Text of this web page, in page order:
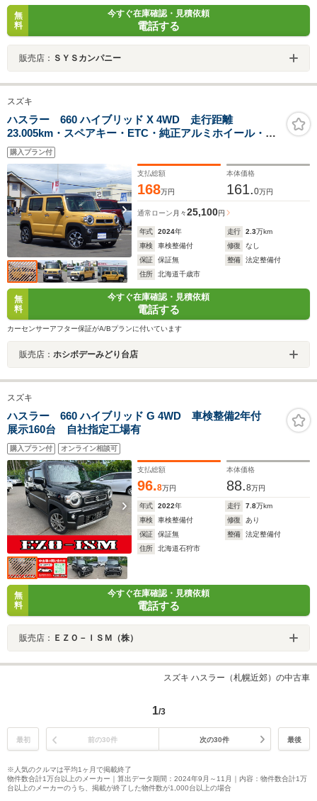
無
料
今すぐ在庫確認・見積依頼
電話する
販売店： ＳＹＳカンパニー
スズキ
ハスラー 660 ハイブリッド X 4WD 走行距離
23.005km・スペアキー・ETC・純正アルミホイール・シ
ートヒーター・社外7インチナビ・Bluetooth・バックカ
メラ・取扱説明書
購入プラン付
支払総額
168万円
本体価格
161.0万円
通常ローン 月々25,100円
年式 2024年 走行 2.3万km
車検
車検整備付 修復
なし
保証
保証無 整備
法定整備付
住所
北海道千歳市
無
料
今すぐ在庫確認・見積依頼
電話する
カーセンサーアフター保証がA/Bプランに付いています
販売店： ホシボデーみどり台店
スズキ
ハスラー 660 ハイブリッド G 4WD 車検整備2年付
展示160台 自社指定工場有
購入プラン付 オンライン相談可
支払総額
96.8万円
本体価格
88.8万円
年式 2022年 走行 7.8万km
車検
車検整備付 修復
あり
保証
保証無 整備
法定整備付
住所
北海道石狩市
無
料
今すぐ在庫確認・見積依頼
電話する
販売店： ＥＺＯ－ＩＳＭ（株）
スズキ ハスラー（札幌近郊）の中古車
1/3
最初 前の30件 次の30件 最後
※人気のクルマは平均1ヶ月で掲載終了
物件数合計1万台以上のメーカー｜算出データ期間：2024年9月～11月｜内容：物件数合計1万
台以上のメーカーのうち、掲載が終了した物件数が1,000台以上の場合